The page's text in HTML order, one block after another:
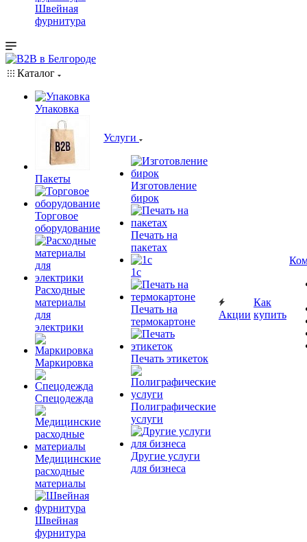
Швейная
фурнитура
Каталог
Упаковка
Пакеты
Торговое
оборудование
Расходные
материалы
для
электрики
Маркировка
Спецодежда
Медицинские
расходные
материалы
Швейная
фурнитура
Услуги
Изготовление
бирок
Печать на
пакетах
1c
Печать на
термокартоне
Печать этикеток
Полиграфические
услуги
Другие услуги
для бизнеса
Акции
Как
купить